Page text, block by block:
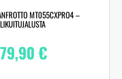
MT055CXPRO4 –
€